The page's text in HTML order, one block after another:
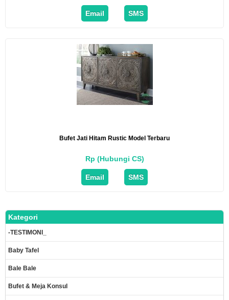
Email SMS
Bufet Jati Hitam Rustic Model Terbaru
Rp (Hubungi CS)
Email SMS
Kategori
-TESTIMONI_
Baby Tafel
Bale Bale
Bufet & Meja Konsul